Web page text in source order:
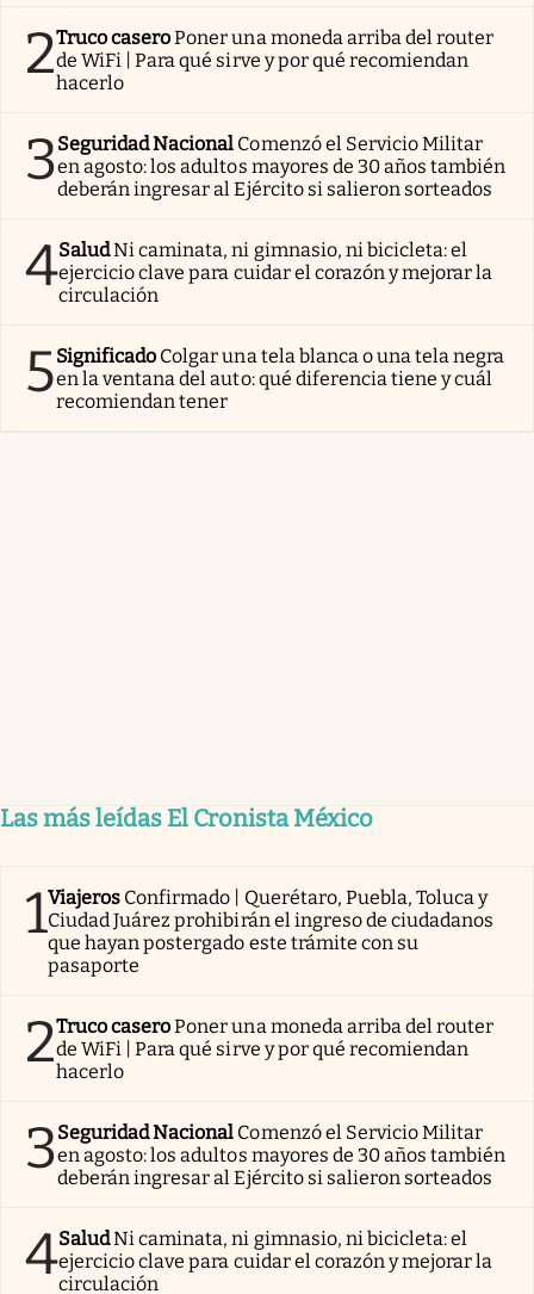
2Truco caseroPoner una moneda arriba del router
de WiFi | Para qué sirve y por qué recomiendan
hacerlo
3Seguridad Nacional Comenzó el Servicio Militar
en agosto: los adultos mayores de 30 años también
deberán ingresar al Ejército si salieron sorteados
4SaludNi caminata, ni gimnasio, ni bicicleta: el
ejercicio clave para cuidar el corazón y mejorar la
circulación
5Significado Colgar una tela blanca o una tela negra
en la ventana del auto: qué diferencia tiene y cuál
recomiendan tener
Las más leídas El Cronista México
1Viajeros Confirmado | Querétaro, Puebla, Toluca y
Ciudad Juárez prohibirán el ingreso de ciudadanos
que hayan postergado este trámite con su
pasaporte
2Truco caseroPoner una moneda arriba del router
de WiFi | Para qué sirve y por qué recomiendan
hacerlo
3Seguridad Nacional Comenzó el Servicio Militar
en agosto: los adultos mayores de 30 años también
deberán ingresar al Ejército si salieron sorteados
4SaludNi caminata, ni gimnasio, ni bicicleta: el
ejercicio clave para cuidar el corazón y mejorar la
circulación